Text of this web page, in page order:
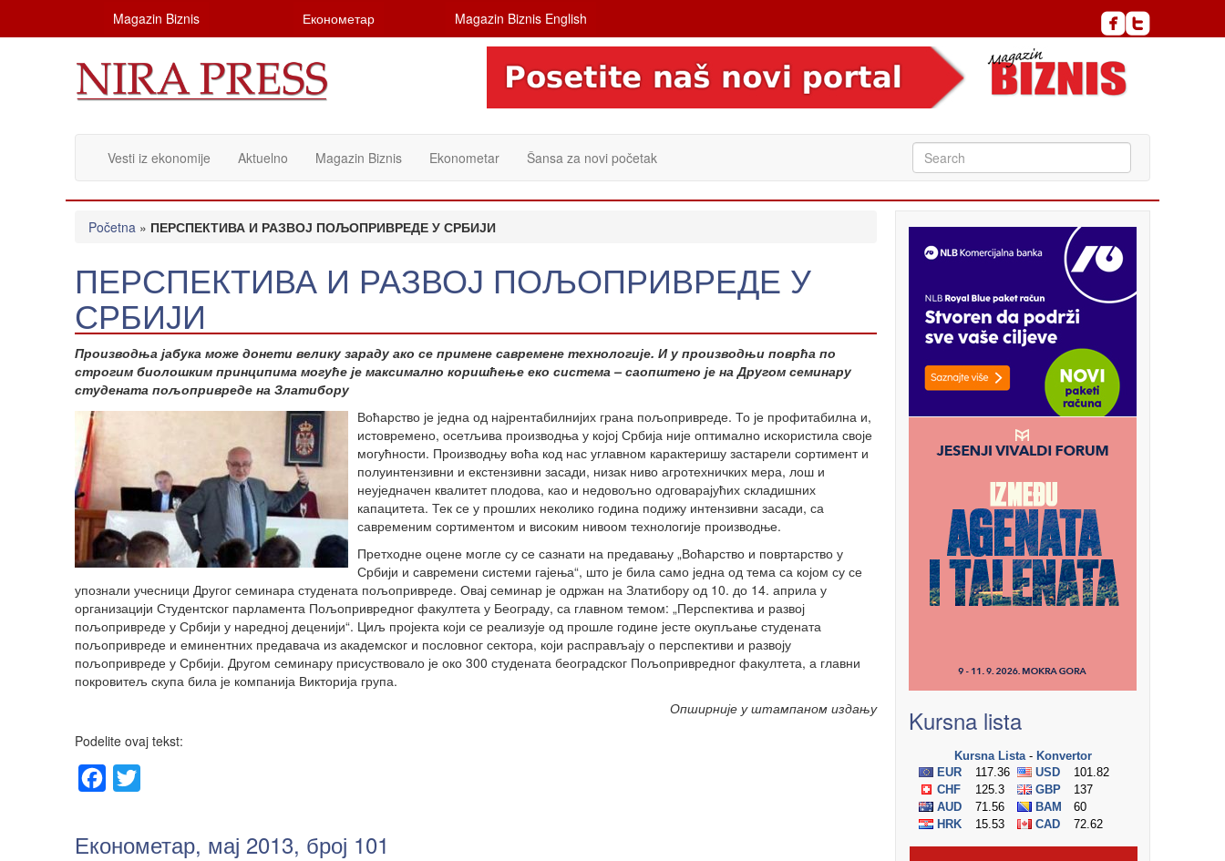
Magazin Biznis Економетар Magazin Biznis English
Vesti iz ekonomije Aktuelno Magazin Biznis Ekonometar Šansa za novi početak
Početna » ПЕРСПЕКТИВА И РАЗВОЈ ПОЉОПРИВРЕДЕ У СРБИЈИ
ПЕРСПЕКТИВА И РАЗВОЈ ПОЉОПРИВРЕДЕ У
СРБИЈИ
Производња јабука може донети велику зараду ако се примене савремене технологије. И у производњи поврћа по
строгим биолошким принципима могуће је максимално коришћење еко система – саопштено је на Другом семинару
студената пољопривреде на Златибору
Воћарство је једна од најрентабилнијих грана пољопривреде. То је профитабилна и,
истовремено, осетљива производња у којој Србија није оптимално искористила своје
могућности. Производњу воћа код нас углавном карактеришу застарели сортимент и
полуинтензивни и екстензивни засади, низак ниво агротехничких мера, лош и
неуједначен квалитет плодова, као и недовољно одговарајућих складишних
капацитета. Тек се у прошлих неколико година подижу интензивни засади, са
савременим сортиментом и високим нивоом технологије производње.
Претходне оцене могле су се сазнати на предавању „Воћарство и повртарство у
Србији и савремени системи гајења“, што је била само једна од тема са којом су се
упознали учесници Другог семинара студената пољопривреде. Овај семинар је одржан на Златибору од 10. до 14. априла у
организацији Студентског парламента Пољопривредног факултета у Београду, са главном темом: „Перспектива и развој
пољопривреде у Србији у наредној деценији“. Циљ пројекта који се реализује од прошле године јесте окупљање студената
пољопривреде и еминентних предавача из академског и пословног сектора, који расправљају о перспективи и развоју
пољопривреде у Србији. Другом семинару присуствовало је око 300 студената београдског Пољопривредног факултета, а главни
покровитељ скупа била је компанија Викторија група.
Опширније у штампаном издању
Podelite ovaj tekst:
Facebook
Економетар, мај 2013, број 101
Kursna lista